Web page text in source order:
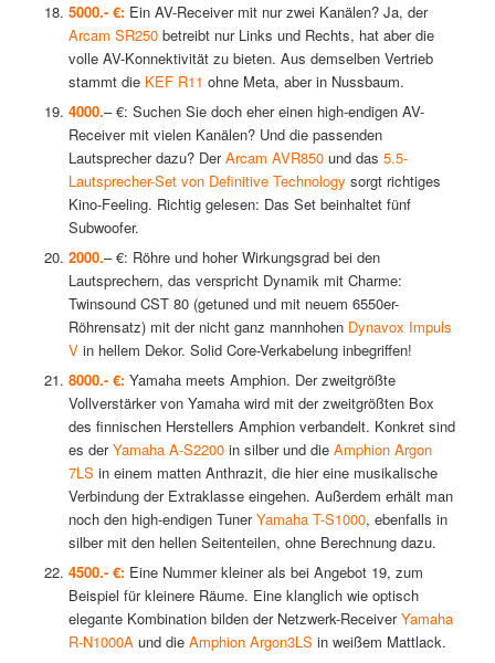
5000.- €:Ein AV-Receiver mit nur zwei Kanälen? Ja, der
Arcam SR250betreibt nur Links und Rechts, hat aber die
volle AV-Konnektivität zu bieten. Aus demselben Vertrieb
stammt die KEF R11 ohne Meta, aber in Nussbaum.
4000.– €: Suchen Sie doch eher einen high-endigen AV-
Receiver mit vielen Kanälen? Und die passenden
Lautsprecher dazu? DerArcam AVR850und das 5.5-
Lautsprecher-Set von Definitive Technology sorgt richtiges
Kino-Feeling. Richtig gelesen: Das Set beinhaltet fünf
Subwoofer.
2000.– €: Röhre und hoher Wirkungsgrad bei den
Lautsprechern, das verspricht Dynamik mit Charme:
Twinsound CST 80 (getuned und mit neuem 6550er-
Röhrensatz) mit der nicht ganz mannhohen Dynavox Impuls
Vin hellem Dekor. Solid Core-Verkabelung inbegriffen!
8000.- €:Yamaha meets Amphion. Der zweitgrößte
Vollverstärker von Yamaha wird mit der zweitgrößten Box
des finnischen Herstellers Amphion verbandelt. Konkret sind
es derYamaha A-S2200in silber und die Amphion Argon
7LS in einem matten Anthrazit, die hier eine musikalische
Verbindung der Extraklasse eingehen. Außerdem erhält man
noch den high-endigen TunerYamaha T-S1000, ebenfalls in
silber mit den hellen Seitenteilen, ohne Berechnung dazu.
4500.- €: Eine Nummer kleiner als bei Angebot 19, zum
Beispiel für kleinere Räume. Eine klanglich wie optisch
elegante Kombination bilden der Netzwerk-ReceiverYamaha
R-N1000Aund die Amphion Argon3LS in weißem Mattlack.